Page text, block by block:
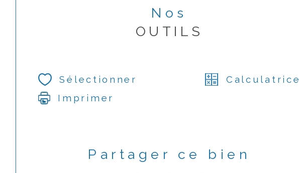
Nos
OUTILS
Sélectionner
Calculatrice
Imprimer
Partager ce bien